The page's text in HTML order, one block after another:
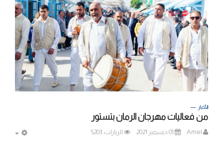
الأخبار
من فعاليات مهرجان الرمان بتستور
Amel 01 ديسمبر 2021 الزيارات: 5203